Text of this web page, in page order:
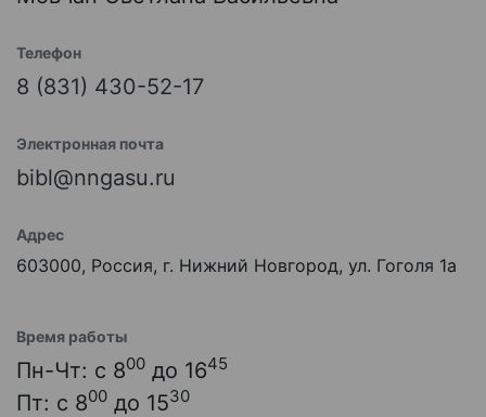
Телефон
8 (831) 430-52-17
Электронная почта
bibl@nngasu.ru
Адрес
603000, Россия, г. Нижний Новгород, ул. Гоголя 1а
Время работы
Пн-Чт: с 800 до 1645
Пт: с 800 до 1530